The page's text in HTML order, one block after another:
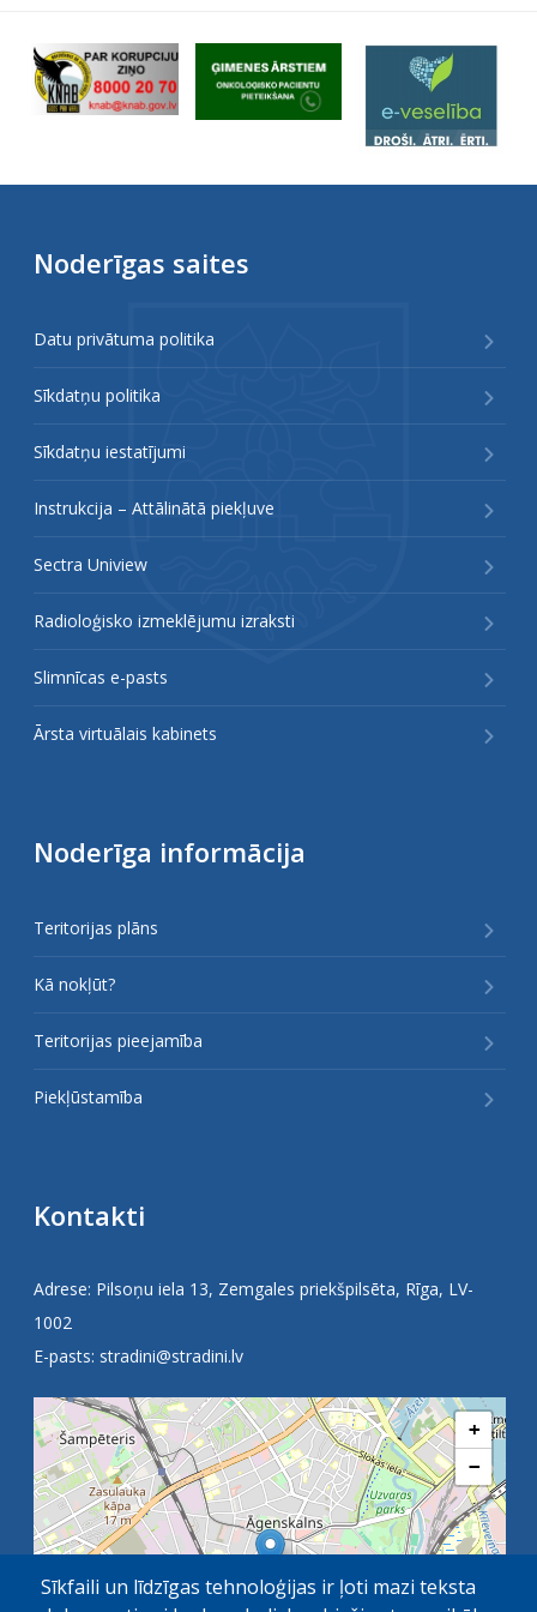
Noderīgas saites
Datu privātuma politika
Sīkdatņu politika
Sīkdatņu iestatījumi
Instrukcija – Attālinātā piekļuve
Sectra Uniview
Radioloģisko izmeklējumu izraksti
Slimnīcas e-pasts
Ārsta virtuālais kabinets
Noderīga informācija
Teritorijas plāns
Kā nokļūt?
Teritorijas pieejamība
Piekļūstamība
Kontakti
Adrese: Pilsoņu iela 13, Zemgales priekšpilsēta, Rīga, LV-
1002
E-pasts: stradini@stradini.lv
+
−
Sīkfaili un līdzīgas tehnoloģijas ir ļoti mazi teksta